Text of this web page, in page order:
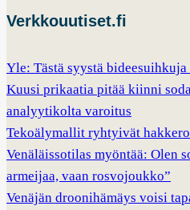
Verkkouutiset.fi
Yle: Tästä syystä bideesuihkuja
Kuusi prikaatia pitää kiinni
analyytikolta varoitus
Tekoälymallit ryhtyivät
Venäläissotilas myöntää: Olen
armeijaa, vaan rosvojoukko”
Venäjän droonihämäys voisi